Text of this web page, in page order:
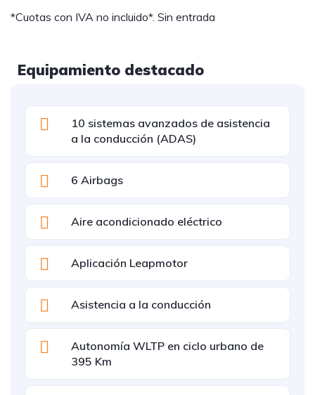
*Cuotas con IVA no incluido*. Sin entrada
Equipamiento destacado
10 sistemas avanzados de asistencia
a la conducción (ADAS)
6 Airbags
Aire acondicionado eléctrico
Aplicación Leapmotor
Asistencia a la conducción
Autonomía WLTP en ciclo urbano de
395 Km